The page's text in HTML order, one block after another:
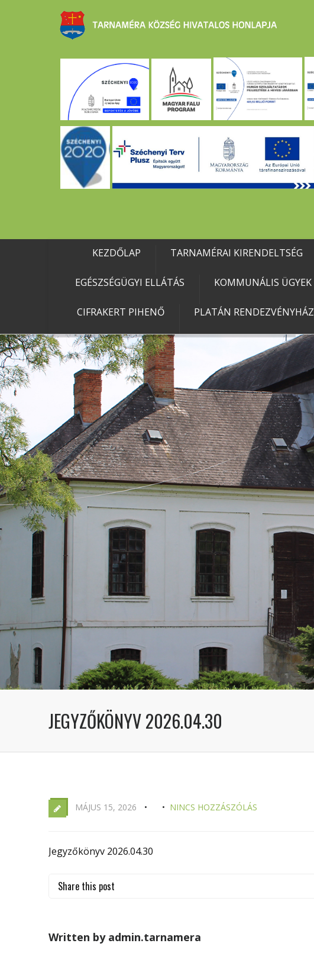
KEZDŐLAP TARNAMÉRAI KIRENDELTSÉG
EGÉSZSÉGÜGYI ELLÁTÁS KOMMUNÁLIS ÜGYEK
CIFRAKERT PIHENŐ PLATÁN RENDEZVÉNYHÁZ
JEGYZŐKÖNYV 2026.04.30
MÁJUS 15, 2026 NINCS HOZZÁSZÓLÁS
Jegyzőkönyv 2026.04.30
Share this post
Written by admin.tarnamera